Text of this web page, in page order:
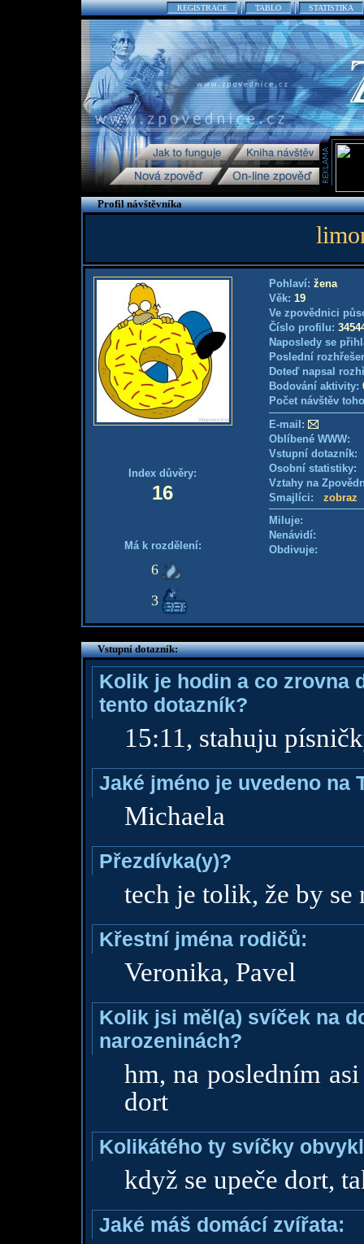
REGISTRACE TABLO STATISTIKA
Profil návštěvníka
Index důvěry:
16
Má k rozdělení:
6
3
Pohlaví: žena
Věk: 19
Ve zpovědnici
Číslo profilu:
Naposledy se
Poslední
Doteď napsal
Bodování aktivity:
Počet návštěv
E-mail:
Oblíbené WWW:
Vstupní
Osobní
Vztahy na
Smajlíci: zobraz
Miluje:
Nenávidí:
Obdivuje:
Vstupní dotazník:
Kolik je hodin a co zrovna
tento dotazník?
15:11, stahuju
Jaké jméno je uvedeno na
Michaela
Přezdívka(y)?
tech je tolik, že by se
Křestní jména rodičů:
Veronika, Pavel
Kolik jsi měl(a) svíček na
narozeninách?
hm, na posledním
dort
Kolikátého ty svíčky
když se upeče dort,
Jaké máš domácí zvířata: